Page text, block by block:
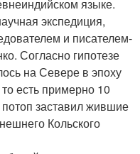
языке.
экспедиция,
и писателем-
Согласно гипотезе
на Севере в эпоху
есть примерно 10
заставил жившие
Кольского